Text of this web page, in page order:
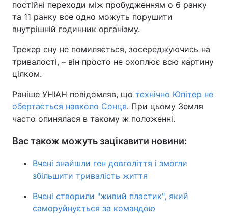
постійні переходи між пробудженням о 6 ранку
та 11 ранку все одно можуть порушити
внутрішній годинник організму.
Трекер сну не помиляється, зосереджуючись на
тривалості, – він просто не охоплює всю картину
цілком.
Раніше УНІАН повідомляв, що технічно Юпітер не
обертається навколо Сонця. При цьому Земля
часто опинялася в такому ж положенні.
Вас також можуть зацікавити новини:
Вчені знайшли ген довголіття і змогли
збільшити тривалість життя
Вчені створили "живий пластик", який
саморуйнується за командою